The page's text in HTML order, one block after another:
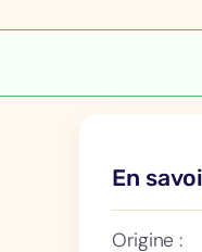
En
Origine :